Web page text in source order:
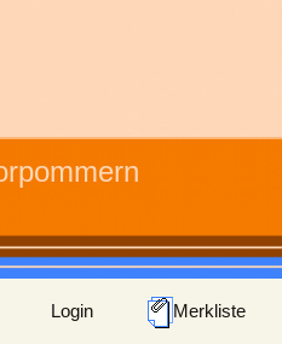
Login Merkliste